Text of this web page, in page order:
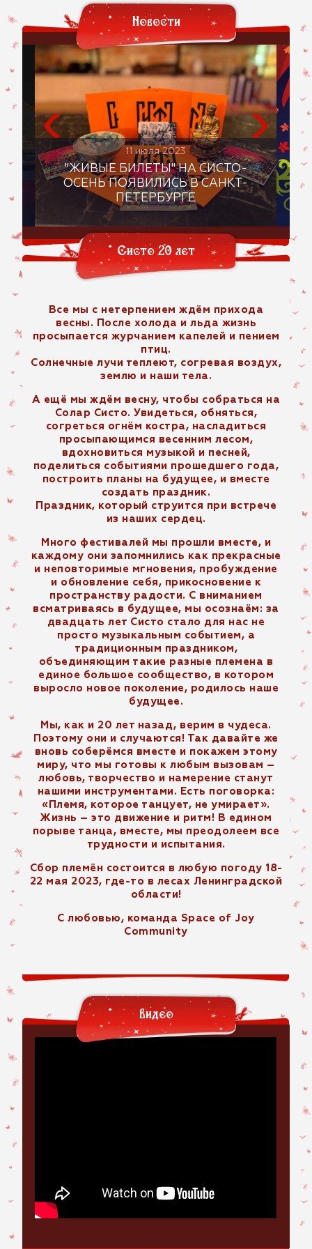
Новости
11 июля 2023
"ЖИВЫЕ БИЛЕТЫ" НА СИСТО-
ОСЕНЬ ПОЯВИЛИСЬ В САНКТ-
ПЕТЕРБУРГЕ
Систо 20 лет
Все мы с нетерпением ждём прихода
весны. После холода и льда жизнь
просыпается журчанием капелей и пением
птиц.
Солнечные лучи теплеют, согревая воздух,
землю и наши тела.
А ещё мы ждём весну, чтобы собраться на
Солар Систо. Увидеться, обняться,
согреться огнём костра, насладиться
просыпающимся весенним лесом,
вдохновиться музыкой и песней,
поделиться событиями прошедшего года,
построить планы на будущее, и вместе
создать праздник.
Праздник, который струится при встрече
из наших сердец.
Много фестивалей мы прошли вместе, и
каждому они запомнились как прекрасные
и неповторимые мгновения, пробуждение
и обновление себя, прикосновение к
пространству радости. С вниманием
всматриваясь в будущее, мы осознаём: за
двадцать лет Систо стало для нас не
просто музыкальным событием, а
традиционным праздником,
объединяющим такие разные племена в
единое большое сообщество, в котором
выросло новое поколение, родилось наше
будущее.
Мы, как и 20 лет назад, верим в чудеса.
Поэтому они и случаются! Так давайте же
вновь соберёмся вместе и покажем этому
миру, что мы готовы к любым вызовам –
любовь, творчество и намерение станут
нашими инструментами. Есть поговорка:
«Племя, которое танцует, не умирает».
Жизнь – это движение и ритм! В едином
порыве танца, вместе, мы преодолеем все
трудности и испытания.
Сбор племён состоится в любую погоду 18-
22 мая 2023, где-то в лесах Ленинградской
области!
С любовью, команда Space of Joy
Community
Видео